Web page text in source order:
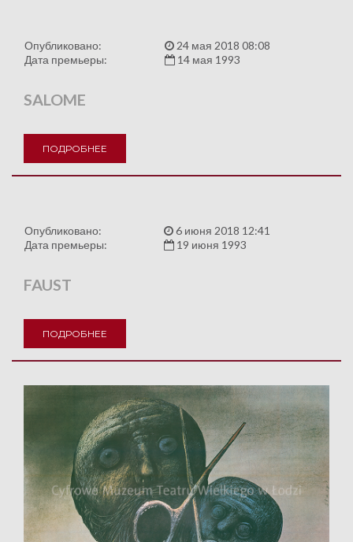
Опубликовано:
24 мая 2018 08:08
Дата премьеры:
14 мая 1993
SALOME
ПОДРОБНЕЕ
Опубликовано:
6 июня 2018 12:41
Дата премьеры:
19 июня 1993
FAUST
ПОДРОБНЕЕ